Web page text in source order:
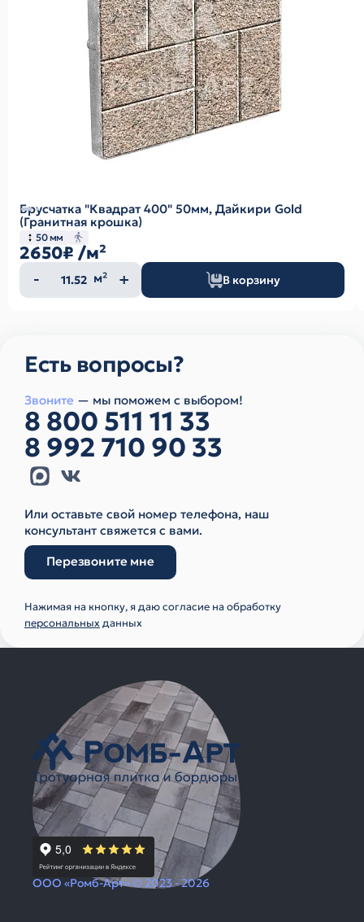
Брусчатка "Квадрат 400" 50мм, Дайкири Gold
(Гранитная крошка)
50 мм
2650₽ /м²
Количество
товара
м² В корзину
Есть вопросы?
Звоните — мы поможем с выбором!
8 800 511 11 33
8 992 710 90 33
Или оставьте свой номер телефона, наш
консультант свяжется с вами.
Перезвоните мне
Нажимая на кнопку, я даю согласие на обработку
персональныхданных
ООО «Ромб-Арт» © 2023 - 2026